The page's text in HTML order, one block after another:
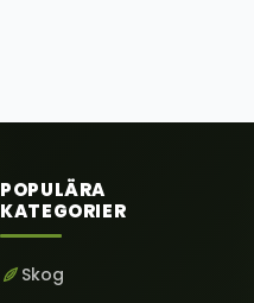
POPULÄRA
KATEGORIER
Skog